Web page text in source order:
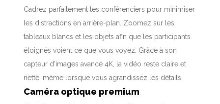
Cadrez parfaitement les conférenciers pour minimiser
les distractions en arrière-plan. Zoomez sur les
tableaux blancs et les objets afin que les participants
éloignés voient ce que vous voyez. Grâce à son
capteur d'images avancé 4K, la vidéo reste claire et
nette, même lorsque vous agrandissez les détails.
Caméra optique premium